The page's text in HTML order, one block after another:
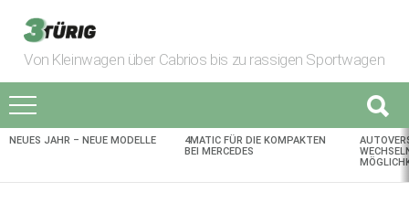
Von Kleinwagen über Cabrios bis zu rassigen Sportwagen
AKTUELLES
NEUES JAHR – NEUE MODELLE
4MATIC FÜR DIE KOMPAKTEN
BEI MERCEDES